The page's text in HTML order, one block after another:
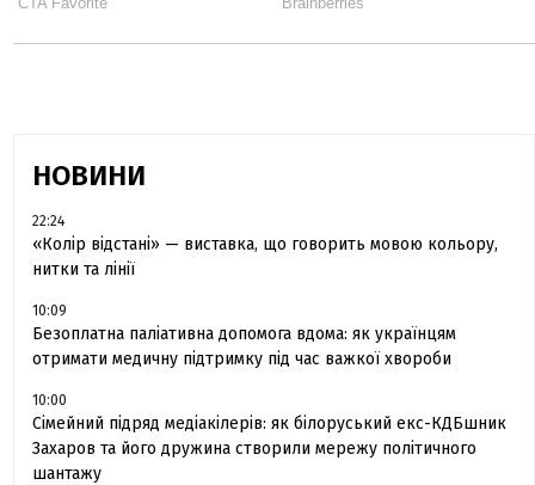
НОВИНИ
22:24
«Колір відстані» — виставка, що говорить мовою кольору,
нитки та лінії
10:09
Безоплатна паліативна допомога вдома: як українцям
отримати медичну підтримку під час важкої хвороби
10:00
Сімейний підряд медіакілерів: як білоруський екс-КДБшник
Захаров та його дружина створили мережу політичного
шантажу